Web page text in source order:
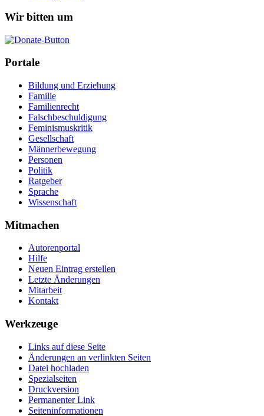
Wir bitten um
Portale
Bildung und Erziehung
Familie
Familienrecht
Falschbeschuldigung
Feminismuskritik
Gesellschaft
Männerbewegung
Personen
Politik
Ratgeber
Sprache
Wissenschaft
Mitmachen
Autorenportal
Hilfe
Neuen Eintrag erstellen
Letzte Änderungen
Mitarbeit
Kontakt
Werkzeuge
Links auf diese Seite
Änderungen an verlinkten Seiten
Datei hochladen
Spezialseiten
Druckversion
Permanenter Link
Seiten­­informationen